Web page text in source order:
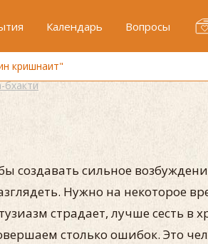
Календарь Вопросы
кришнаит"
бхакти
создавать сильное
Нужно на некоторое
страдает, лучше сесть
столько ошибок. Это